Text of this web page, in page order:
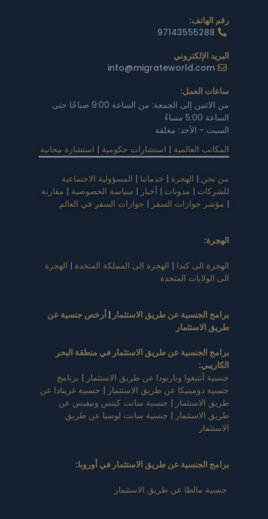
رقم الهاتف:
97143555288
البريد الإلكتروني
info@migrateworld.com
ساعات العمل:
من الاثنين إلى الجمعة: من الساعة 9:00 صباحًا حتى
الساعة 5:00 مساءً
السبت - الأحد: مغلقة
المكاتب العالمية | استشارات حكومية | استشارة مجانية
من نحن | الهجرة | خدماتنا | المسؤولية الاجتماعية
للشركات | مدونات | أخبار | سياسة الخصوصية | مقارنة
| مؤشر جوازات السفر | جوازات السفر في العالم
الهجرة:
الهجرة الى كندا | الهجرة الى المملكة المتحدة | الهجرة
الى الولايات المتحدة
برامج الجنسية عن طريق الاستثمار | أرخص جنسية عن
طريق الاستثمار
برامج الجنسية عن طريق الاستثمار في منطقة البحر
الكاريبي:
جنسية أنتيغوا وباربودا عن طريق الاستثمار | برنامج
جنسية دومينيكا عن طريق الاستثمار | جنسية غرينادا عن
طريق الاستثمار | جنسية سانت كيتس ونيفيس عن
طريق الاستثمار | جنسية سانت لوسيا عن طريق
الاستثمار
برامج الجنسية عن طريق الاستثمار في أوروبا:
جنسية مالطا عن طريق الاستثمار